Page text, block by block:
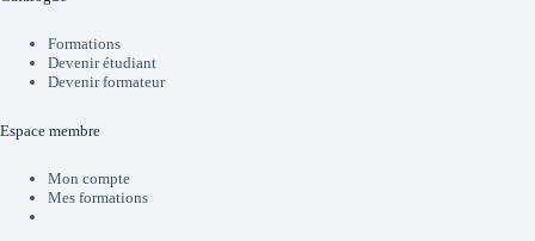
Formations
Devenir étudiant
Devenir formateur
Espace membre
Mon compte
Mes formations